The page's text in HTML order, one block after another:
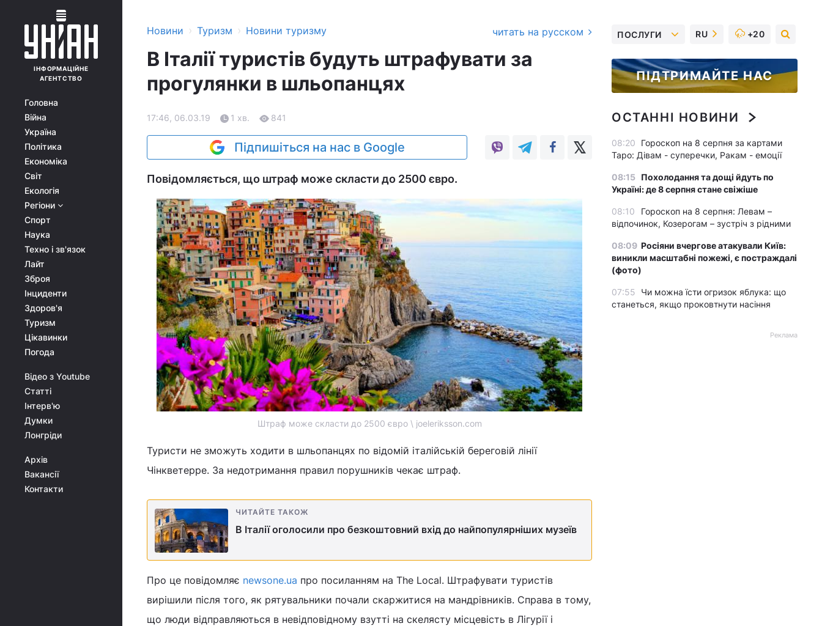
ІНФОРМАЦІЙНЕ
АГЕНТСТВО
Головна
Війна
Україна
Політика
Економіка
Світ
Екологія
Регіони
Спорт
Наука
Техно і зв'язок
Лайт
Зброя
Інциденти
Здоров'я
Туризм
Цікавинки
Погода
Відео з Youtube
Статті
Інтерв'ю
Думки
Лонгріди
Архів
Вакансії
Контакти
Новини › Туризм › Новини туризму читать на русском
В Італії туристів будуть штрафувати за
прогулянки в шльопанцях
17:46, 06.03.19 1 хв. 841
Підпишіться на нас в Google
Повідомляється, що штраф може скласти до 2500 євро.
Штраф може скласти до 2500 євро \ joeleriksson.com
Туристи не зможуть ходити в шльопанцях по відомій італійській береговій лінії
Чінкветерре. За недотримання правил порушників чекає штраф.
ЧИТАЙТЕ ТАКОЖ
В Італії оголосили про безкоштовний вхід до найпопулярніших музеїв
Про це повідомляє newsone.ua про посиланням на The Local. Штрафувати туристів
вирішили після того, як рятувальники почали скаржитися на мандрівників. Справа в тому,
що люди відправляються в невідповідному взутті на скелясту місцевість в Лігурії і
ПОСЛУГИ RU +20
ПІДТРИМАЙТЕ НАС
ОСТАННІ НОВИНИ
08:20
Гороскоп на 8 серпня за картами
Таро: Дівам - суперечки, Ракам - емоції
08:15 Похолодання та дощі йдуть по
Україні: де 8 серпня стане свіжіше
08:10
Гороскоп на 8 серпня: Левам –
відпочинок, Козерогам – зустріч з рідними
08:09 Росіяни вчергове атакували Київ:
виникли масштабні пожежі, є постраждалі
(фото)
07:55
Чи можна їсти огризок яблука: що
станеться, якщо проковтнути насіння
Реклама